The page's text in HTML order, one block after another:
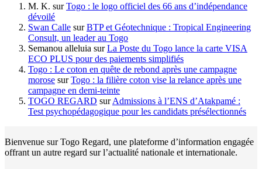
M. K. surTogo : le logo officiel des 66 ans d’indépendance
dévoilé
Swan Calle surBTP et Géotechnique : Tropical Engineering
Consult, un leader au Togo
Semanou alleluia surLa Poste du Togo lance la carte VISA
ECO PLUS pour des paiements simplifiés
Togo : Le coton en quête de rebond après une campagne
morose surTogo : la filière coton vise la relance après une
campagne en demi-teinte
TOGO REGARD surAdmissions à l’ENS d’Atakpamé :
Test psychopédagogique pour les candidats présélectionnés
Bienvenue sur Togo Regard, une plateforme d’information engagée
offrant un autre regard sur l’actualité nationale et internationale.